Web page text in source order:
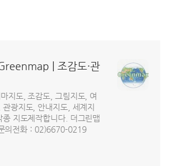
| 조감도·관
지도, 조감도, 그림지도, 여
광지도, 안내지도, 세계지
지도제작합니다. 더그린맵
의전화 : 02)6670-0219